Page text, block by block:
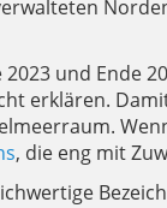
und
erklären.
, die eng mit